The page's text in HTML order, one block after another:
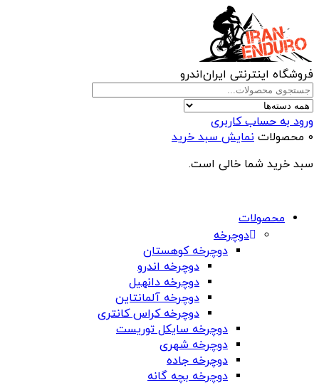
فروشگاه اینترنتی ایران‌اندرو
ورود به حساب کاربری
0 محصولات
نمایش سبد خرید
سبد خرید شما خالی است.
محصولات
دوچرخه
دوچرخه کوهستان
دوچرخه اندرو
دوچرخه دانهیل
دوچرخه آلمانتاین
دوچرخه کراس کانتری
دوچرخه سایکل توریست
دوچرخه شهری
دوچرخه جاده
دوچرخه بچه گانه